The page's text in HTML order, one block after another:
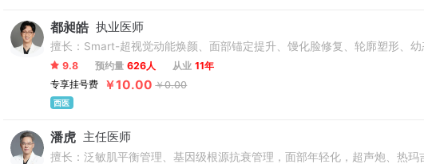
都昶皓 执业医师
擅长：Smart-超视觉动能焕颜、面部锚定提升、馒化脸修复、轮廓塑形、幼
9.8 预约量 626人 从业 11年
专享挂号费
￥10.00 ￥0.00
西医
潘虎 主任医师
擅长：泛敏肌平衡管理、基因级根源抗衰管理，面部年轻化，超声炮、热玛